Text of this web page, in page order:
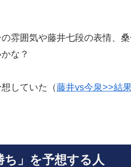
雰囲気や藤井七段の表情、
な？
していた（藤井vs今泉>>結
ち」を予想する人